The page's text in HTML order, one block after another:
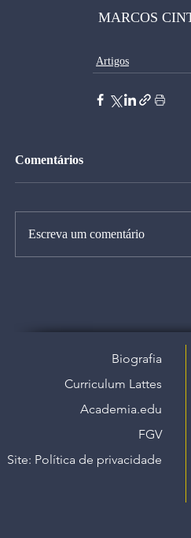
MARCOS
Artigos
Comentários
Escreva um comentário
Biografia
Curriculum Lattes
Academia.edu
FGV
Site: Política de privacidade​